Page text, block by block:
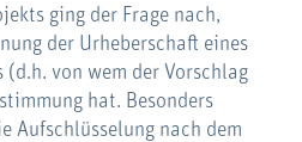
ging der Frage nach,
der Urheberschaft eines
von wem der Vorschlag
hat. Besonders
Aufschlüsselung nach dem